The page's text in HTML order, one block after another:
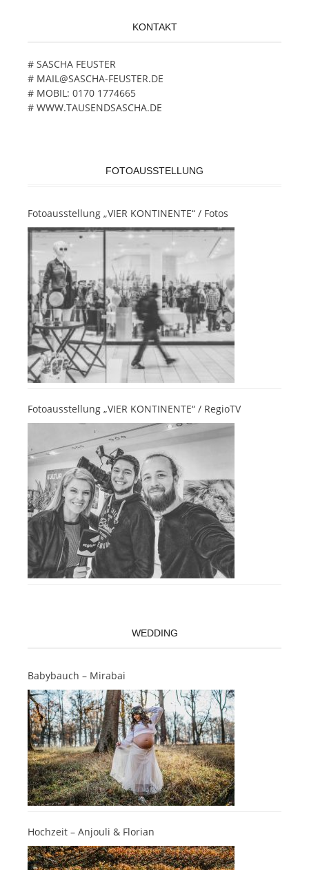
KONTAKT
# SASCHA FEUSTER
# MAIL@SASCHA-FEUSTER.DE
# MOBIL: 0170 1774665
# WWW.TAUSENDSASCHA.DE
FOTOAUSSTELLUNG
Fotoausstellung „VIER KONTINENTE“ / Fotos
Fotoausstellung „VIER KONTINENTE“ / RegioTV
WEDDING
Babybauch – Mirabai
Hochzeit – Anjouli & Florian